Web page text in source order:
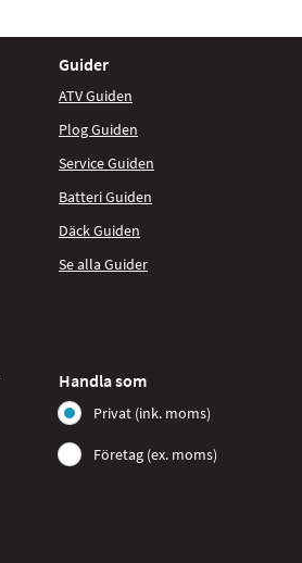
Guider
ATV Guiden
Plog Guiden
Service Guiden
Batteri Guiden
Däck Guiden
Se alla Guider
Handla som
Privat (ink. moms)
Företag (ex. moms)